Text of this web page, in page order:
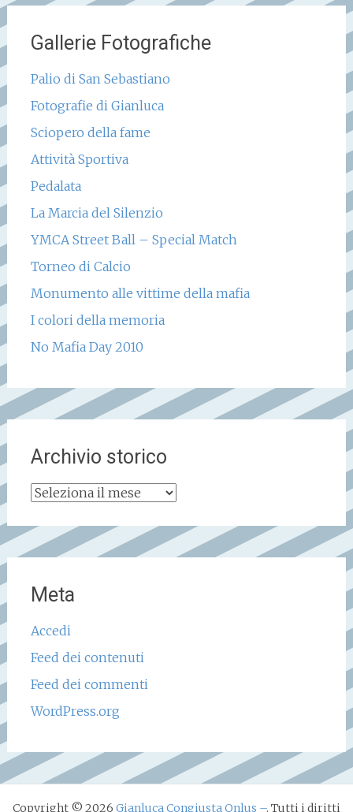
Gallerie Fotografiche
Palio di San Sebastiano
Fotografie di Gianluca
Sciopero della fame
Attività Sportiva
Pedalata
La Marcia del Silenzio
YMCA Street Ball – Special Match
Torneo di Calcio
Monumento alle vittime della mafia
I colori della memoria
No Mafia Day 2010
Archivio storico
Archivio
Meta
Accedi
Feed dei contenuti
Feed dei commenti
WordPress.org
Copyright © 2026 Gianluca Congiusta Onlus –. Tutti i diritti